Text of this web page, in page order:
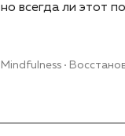
но всегда ли этот
Mindfulness